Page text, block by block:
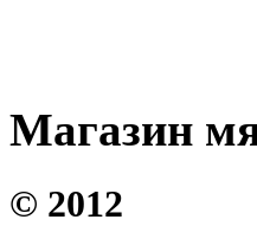
Магазин
© 2012